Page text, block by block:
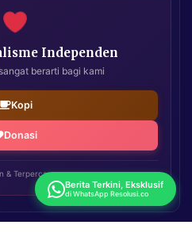
Independen
berarti bagi kami
Kopi
Donasi
& Terpercaya
Berita Terkini, Eksklusif
di WhatsApp Resolusi.co